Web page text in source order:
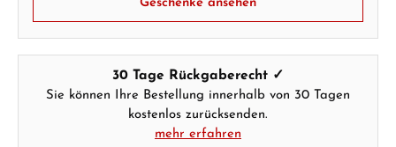
Geschenke ansehen
30 Tage Rückgaberecht ✓
Sie können Ihre Bestellung innerhalb von 30 Tagen
kostenlos zurücksenden.
mehr erfahren